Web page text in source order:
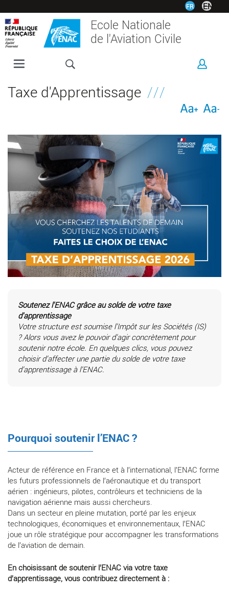
au
contenu
principal
FR EN
Ecole Nationale
de l'Aviation Civile
FORMATIONS
INTERNATIONAL
VIE ÉTUDIANTE
Taxe d'Apprentissage
Soutenez l'ENAC grâce au solde de votre taxe
d'apprentissage
Votre structure est soumise l’Impôt sur les Sociétés (IS)
? Alors vous avez le pouvoir d’agir concrètement pour
soutenir notre école. En quelques clics, vous pouvez
choisir d’affecter une partie du solde de votre taxe
d’apprentissage à l’ENAC.
Pourquoi soutenir l’ENAC ?
Acteur de référence en France et à l’international, l’ENAC forme
les futurs professionnels de l’aéronautique et du transport
aérien : ingénieurs, pilotes, contrôleurs et techniciens de la
navigation aérienne mais aussi chercheurs.
Dans un secteur en pleine mutation, porté par les enjeux
technologiques, économiques et environnementaux, l’ENAC
joue un rôle stratégique pour accompagner les transformations
de l’aviation de demain.
En choisissant de soutenir l’ENAC via votre taxe
d’apprentissage, vous contribuez directement à :